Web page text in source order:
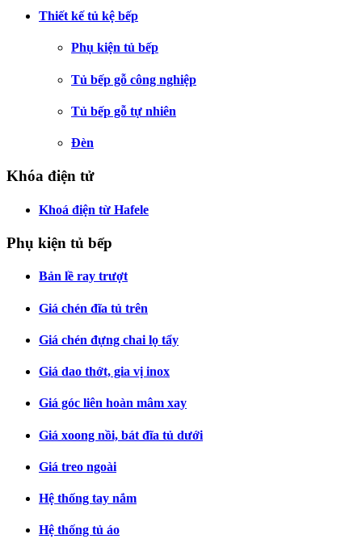
Thiết kế tủ kệ bếp
Phụ kiện tủ bếp
Tủ bếp gỗ công nghiệp
Tủ bếp gỗ tự nhiên
Đèn
Khóa điện tử
Khoá điện từ Hafele
Phụ kiện tủ bếp
Bản lề ray trượt
Giá chén đĩa tủ trên
Giá chén đựng chai lọ tẩy
Giá dao thớt, gia vị inox
Giá góc liên hoàn mâm xay
Giá xoong nồi, bát đĩa tủ dưới
Giá treo ngoài
Hệ thống tay nắm
Hệ thống tủ áo